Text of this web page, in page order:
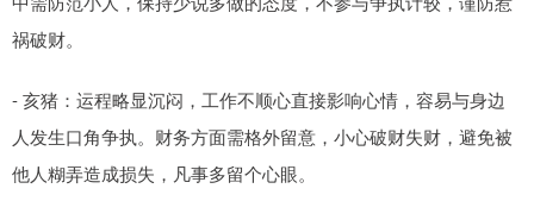
祸破财。
- 亥猪：运程略显沉闷，工作不顺心直接影响心情，容易与身边
人发生口角争执。财务方面需格外留意，小心破财失财，避免被
他人糊弄造成损失，凡事多留个心眼。